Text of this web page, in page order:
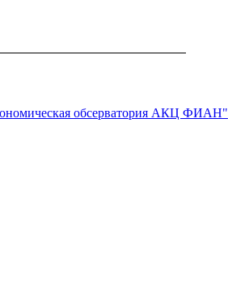
обсерватория АКЦ ФИАН"